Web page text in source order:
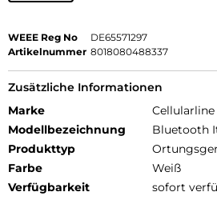
WEEE Reg No
DE65571297
Artikelnummer 8018080488337
Zusätzliche Informationen
Marke
Cellularline
Modellbezeichnung
Bluetooth
Produkttyp
Farbe
Weiß
Verfügbarkeit
sofort